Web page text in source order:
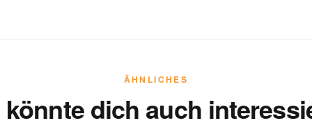
ÄHNLICHES
könnte dich auch